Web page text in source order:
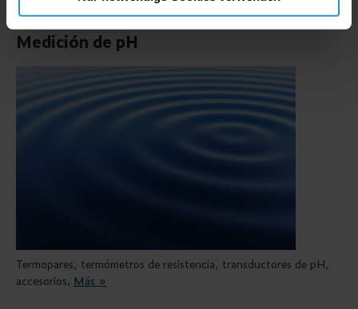
Medición de pH
Termopares, termómetros de resistencia, transductores de pH,
accesorios. Más »